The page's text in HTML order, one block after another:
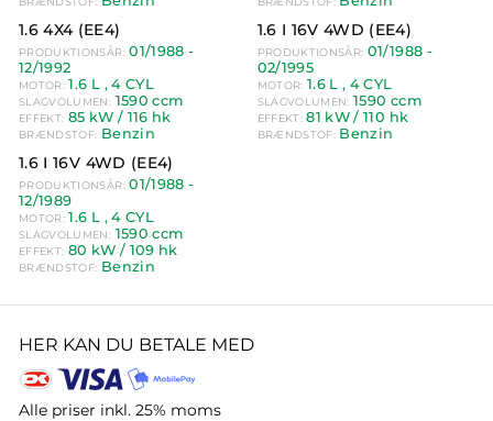
1.6 4X4 (EE4)
PRODUKTIONSÅR:01/1988 -
12/1992
MOTOR:1.6 L , 4 CYL
SLAGVOLUMEN: 1590 ccm
EFFEKT: 85 kW / 116 hk
BRÆNDSTOF: Benzin
1.6 I 16V 4WD (EE4)
PRODUKTIONSÅR: 01/1988 -
02/1995
MOTOR: 1.6 L , 4 CYL
SLAGVOLUMEN:1590 ccm
EFFEKT:81 kW / 110 hk
BRÆNDSTOF: Benzin
1.6 I 16V 4WD (EE4)
PRODUKTIONSÅR:01/1988 -
12/1989
MOTOR:1.6 L , 4 CYL
SLAGVOLUMEN: 1590 ccm
EFFEKT: 80 kW / 109 hk
BRÆNDSTOF: Benzin
HER KAN DU BETALE MED
Alle priser inkl. 25% moms